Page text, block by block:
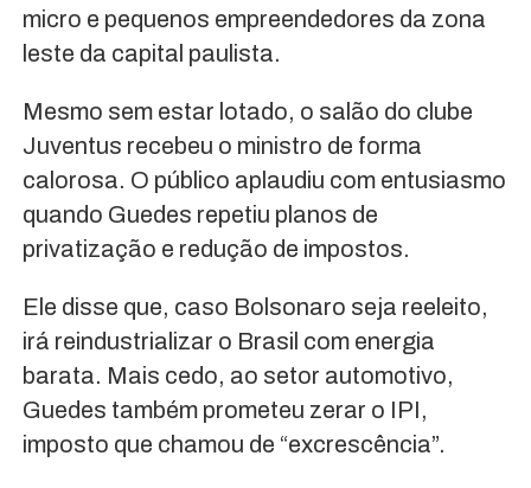
micro e pequenos empreendedores da zona
leste da capital paulista.
Mesmo sem estar lotado, o salão do clube
Juventus recebeu o ministro de forma
calorosa. O público aplaudiu com entusiasmo
quando Guedes repetiu planos de
privatização e redução de impostos.
Ele disse que, caso Bolsonaro seja reeleito,
irá reindustrializar o Brasil com energia
barata. Mais cedo, ao setor automotivo,
Guedes também prometeu zerar o IPI,
imposto que chamou de “excrescência”.